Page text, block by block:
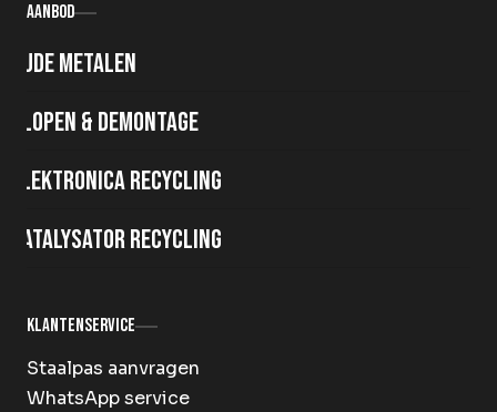
Aanbod
Oude metalen
Slopen & demontage
Elektronica recycling
Katalysator recycling
Klantenservice
Staalpas aanvragen
WhatsApp service